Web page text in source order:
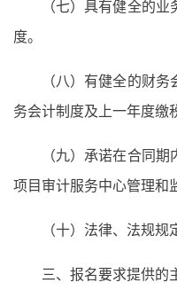
（七）具有健全的
度。
（八）有健全的财
务会计制度及上一年度缴
（九）承诺在合同
项目审计服务中心管理和
（十）法律、法规规
三、报名要求提供的